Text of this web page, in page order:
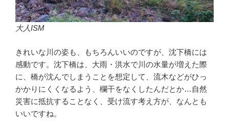
大人ISM
きれいな川の姿も、もちろんいいのですが、沈下橋には
感動です。沈下橋は、大雨・洪水で川の水量が増えた際
に、橋が沈んでしまうことを想定して、流木などがひっ
かかりにくくなるよう、欄干をなくしたんだとか…自然
災害に抵抗することなく、受け流す考え方が、なんとも
いいですね。